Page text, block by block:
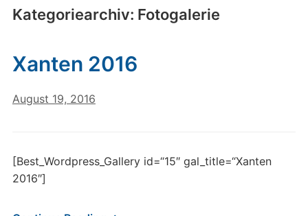
Kategoriearchiv: Fotogalerie
Xanten 2016
August 19, 2016
[Best_Wordpress_Gallery id=“15″ gal_title=“Xanten
2016″]